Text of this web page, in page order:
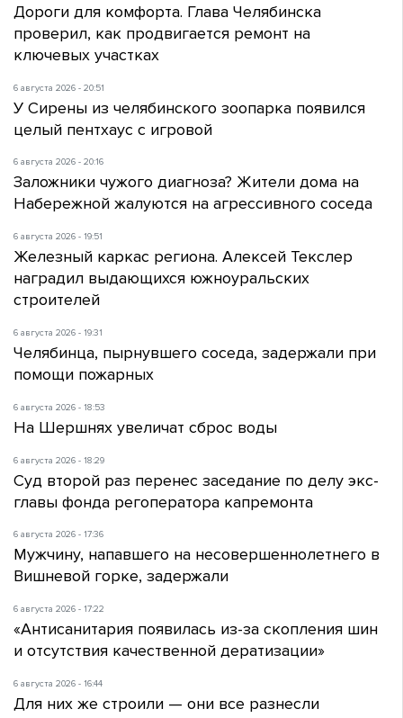
Дороги для комфорта. Глава Челябинска
проверил, как продвигается ремонт на
ключевых участках
6 августа 2026 - 20:51
У Сирены из челябинского зоопарка появился
целый пентхаус с игровой
6 августа 2026 - 20:16
Заложники чужого диагноза? Жители дома на
Набережной жалуются на агрессивного соседа
6 августа 2026 - 19:51
Железный каркас региона. Алексей Текслер
наградил выдающихся южноуральских
строителей
6 августа 2026 - 19:31
Челябинца, пырнувшего соседа, задержали при
помощи пожарных
6 августа 2026 - 18:53
На Шершнях увеличат сброс воды
6 августа 2026 - 18:29
Суд второй раз перенес заседание по делу экс-
главы фонда регоператора капремонта
6 августа 2026 - 17:36
Мужчину, напавшего на несовершеннолетнего в
Вишневой горке, задержали
6 августа 2026 - 17:22
«Антисанитария появилась из-за скопления шин
и отсутствия качественной дератизации»
6 августа 2026 - 16:44
Для них же строили — они все разнесли